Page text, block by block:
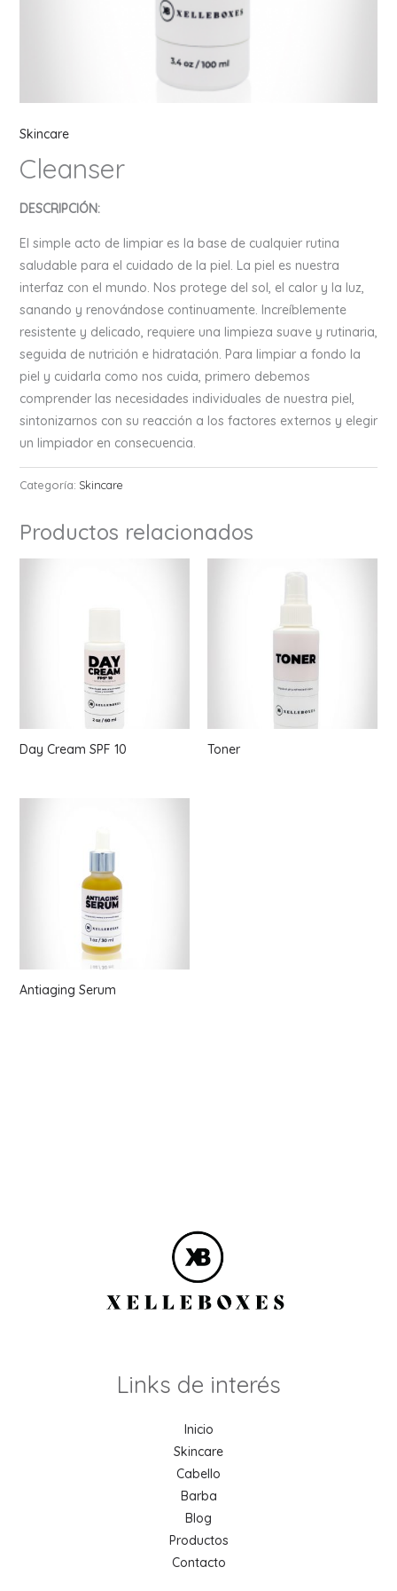
Skincare
Cleanser
DESCRIPCIÓN:
El simple acto de limpiar es la base de cualquier rutina
saludable para el cuidado de la piel. La piel es nuestra
interfaz con el mundo. Nos protege del sol, el calor y la luz,
sanando y renovándose continuamente. Increíblemente
resistente y delicado, requiere una limpieza suave y rutinaria,
seguida de nutrición e hidratación. Para limpiar a fondo la
piel y cuidarla como nos cuida, primero debemos
comprender las necesidades individuales de nuestra piel,
sintonizarnos con su reacción a los factores externos y elegir
un limpiador en consecuencia.
Categoría: Skincare
Productos relacionados
Day Cream SPF 10 Toner
Antiaging Serum
Links de interés
Inicio
Skincare
Cabello
Barba
Blog
Productos
Contacto